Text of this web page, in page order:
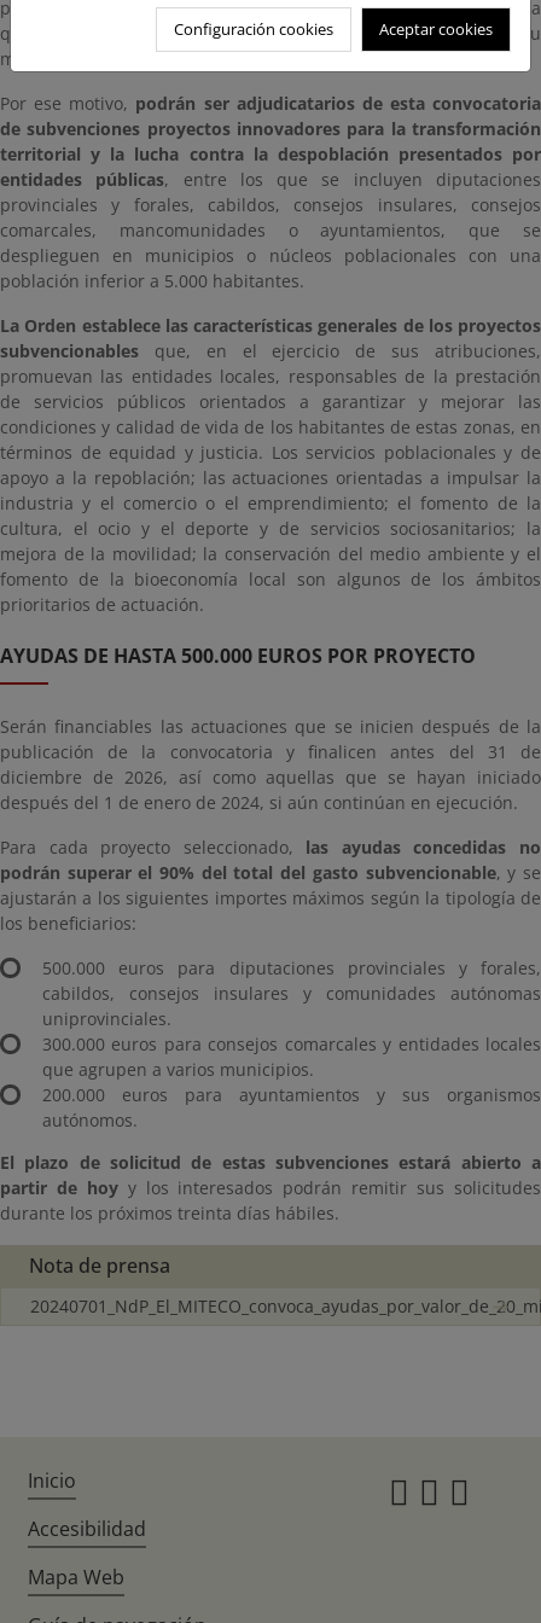
participación de diferentes actores institucionales y sociales, en la
que las entidades locales han de jugar un papel prioritario por su
mayor cercanía y conocimiento de los problemas del territorio.
Por ese motivo, podrán ser adjudicatarios de esta convocatoria
de subvenciones proyectos innovadores para la transformación
territorial y la lucha contra la despoblación presentados por
entidades públicas, entre los que se incluyen diputaciones
provinciales y forales, cabildos, consejos insulares, consejos
comarcales, mancomunidades o ayuntamientos, que se
desplieguen en municipios o núcleos poblacionales con una
población inferior a 5.000 habitantes.
La Orden establece las características generales de los proyectos
subvencionables que, en el ejercicio de sus atribuciones,
promuevan las entidades locales, responsables de la prestación
de servicios públicos orientados a garantizar y mejorar las
condiciones y calidad de vida de los habitantes de estas zonas, en
términos de equidad y justicia. Los servicios poblacionales y de
apoyo a la repoblación; las actuaciones orientadas a impulsar la
industria y el comercio o el emprendimiento; el fomento de la
cultura, el ocio y el deporte y de servicios sociosanitarios; la
mejora de la movilidad; la conservación del medio ambiente y el
fomento de la bioeconomía local son algunos de los ámbitos
prioritarios de actuación.
AYUDAS DE HASTA 500.000 EUROS POR PROYECTO
Serán financiables las actuaciones que se inicien después de la
publicación de la convocatoria y finalicen antes del 31 de
diciembre de 2026, así como aquellas que se hayan iniciado
después del 1 de enero de 2024, si aún continúan en ejecución.
Para cada proyecto seleccionado, las ayudas concedidas no
podrán superar el 90% del total del gasto subvencionable, y se
ajustarán a los siguientes importes máximos según la tipología de
los beneficiarios:
500.000 euros para diputaciones provinciales y forales,
cabildos, consejos insulares y comunidades autónomas
uniprovinciales.
300.000 euros para consejos comarcales y entidades locales
que agrupen a varios municipios.
200.000 euros para ayuntamientos y sus organismos
autónomos.
El plazo de solicitud de estas subvenciones estará abierto a
partir de hoyy los interesados podrán remitir sus solicitudes
durante los próximos treinta días hábiles.
Nota de prensa
Configuración cookies Aceptar cookies
Inicio
Accesibilidad
Mapa Web